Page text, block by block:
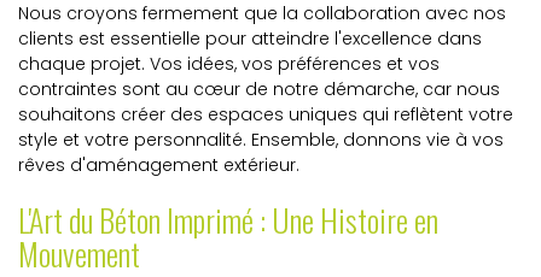
Nous croyons fermement que la collaboration avec nos
clients est essentielle pour atteindre l'excellence dans
chaque projet. Vos idées, vos préférences et vos
contraintes sont au cœur de notre démarche, car nous
souhaitons créer des espaces uniques qui reflètent votre
style et votre personnalité. Ensemble, donnons vie à vos
rêves d'aménagement extérieur.
L'Art du Béton Imprimé : Une Histoire en
Mouvement